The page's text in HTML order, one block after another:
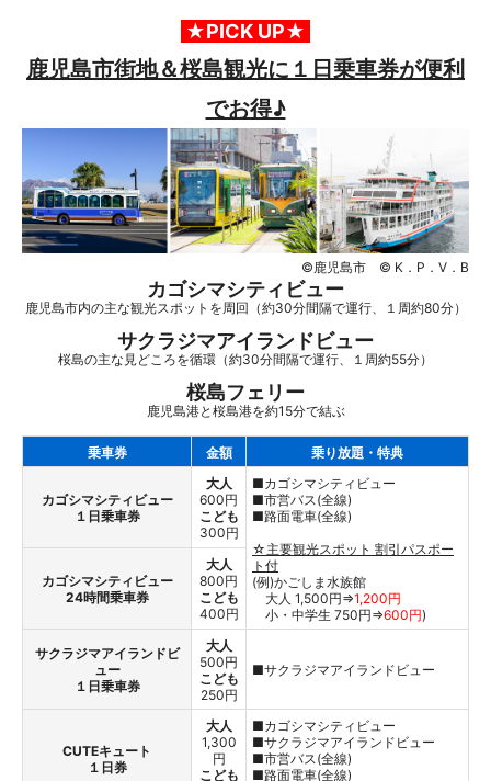
★PICK UP★
鹿児島市街地＆桜島観光に１日乗車券が便利
でお得♪
©鹿児島市 © K．P．V．B
カゴシマシティビュー
鹿児島市内の主な観光スポットを周回（約30分間隔で運行、１周約80分）
サクラジマアイランドビュー
桜島の主な見どころを循環（約30分間隔で運行、１周約55分）
桜島フェリー
鹿児島港と桜島港を約15分で結ぶ
乗車券 金額 乗り放題・特典
カゴシマシティビュー
１日乗車券
大人
600円
こども
300円
■カゴシマシティビュー
■市営バス(全線)
■路面電車(全線)
☆主要観光スポット 割引パスポー
ト付
(例)かごしま水族館
大人 1,500円⇒1,200円
小・中学生 750円⇒600円)
カゴシマシティビュー
24時間乗車券
大人
800円
こども
400円
サクラジマアイランドビ
ュー
１日乗車券
大人
500円
こども
250円
■サクラジマアイランドビュー
CUTEキュート
１日券
大人
1,300
円
こども
■カゴシマシティビュー
■サクラジマアイランドビュー
■市営バス(全線)
■路面電車(全線)